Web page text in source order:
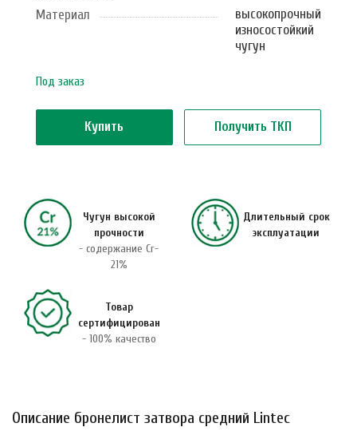
Материал
высокопрочный
износостойкий
чугун
Под заказ
Купить Получить ТКП
Чугун высокой
прочности
- содержание Cr-
21%
Длительный срок
эксплуатации
Товар
сертифицирован
- 100% качество
Описание бронелист затвора средний Lintec